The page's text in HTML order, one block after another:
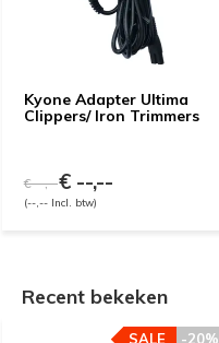
Kyone Adapter Ultima
Clippers/ Iron Trimmers
€ --,--€ --,--
(--,-- Incl. btw)
Recent bekeken
-20%
SALE